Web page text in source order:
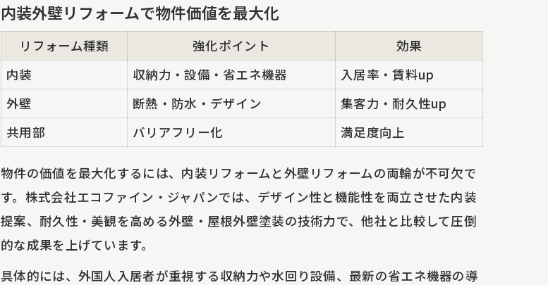
内装外壁リフォームで物件価値を最大化
リフォーム種類 強化ポイント
効果
内装
収納力・設備・省エネ機器
入居率・賃料up
外壁
断熱・防水・デザイン
集客力・耐久性up
共用部
バリアフリー化 満足度向上
物件の価値を最大化するには、内装リフォームと外壁リフォームの両輪が不可欠で
す。株式会社エコファイン・ジャパンでは、デザイン性と機能性を両立させた内装
提案、耐久性・美観を高める外壁・屋根外壁塗装の技術力で、他社と比較して圧倒
的な成果を上げています。
具体的には、外国人入居者が重視する収納力や水回り設備、最新の省エネ機器の導